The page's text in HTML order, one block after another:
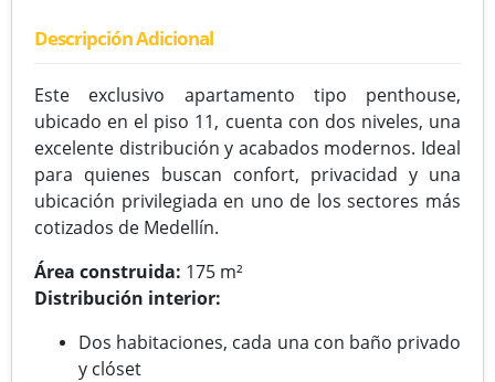
Descripción Adicional
Este exclusivo apartamento tipo penthouse,
ubicado en el piso 11, cuenta con dos niveles, una
excelente distribución y acabados modernos. Ideal
para quienes buscan confort, privacidad y una
ubicación privilegiada en uno de los sectores más
cotizados de Medellín.
Área construida: 175 m²
Distribución interior:
Dos habitaciones, cada una con baño privado
y clóset